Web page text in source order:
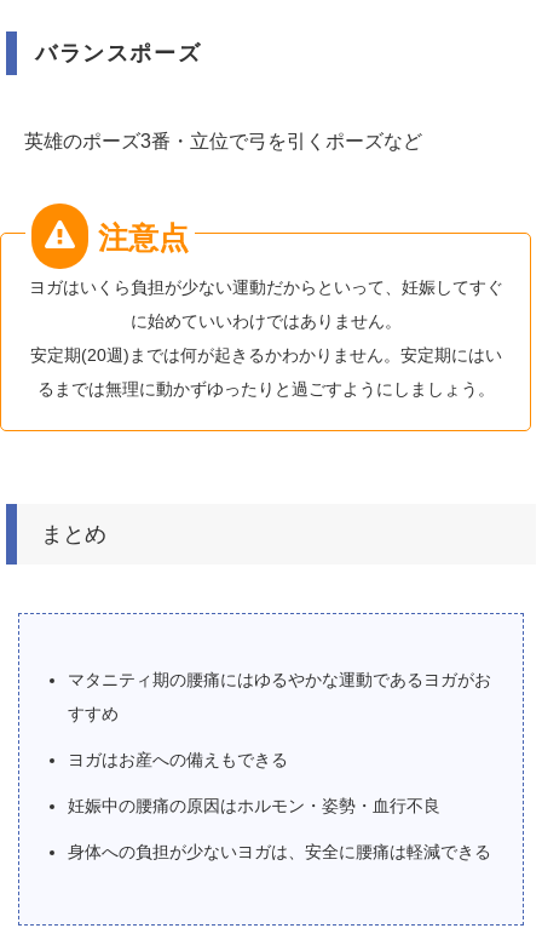
バランスポーズ
英雄のポーズ3番・立位で弓を引くポーズなど
ヨガはいくら負担が少ない運動だからといって、妊娠してすぐ
に始めていいわけではありません。
安定期(20週)までは何が起きるかわかりません。安定期にはい
るまでは無理に動かずゆったりと過ごすようにしましょう。
まとめ
マタニティ期の腰痛にはゆるやかな運動であるヨガがお
すすめ
ヨガはお産への備えもできる
妊娠中の腰痛の原因はホルモン・姿勢・血行不良
身体への負担が少ないヨガは、安全に腰痛は軽減できる